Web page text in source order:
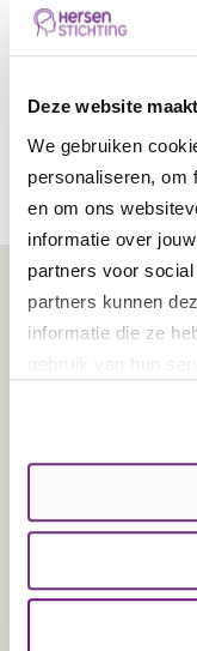
Deze website
We gebruiken
personaliseren, om
en om ons
informatie over
partners voor
partners kunnen
informatie die ze
3. Plannen
bedreigd.
Waarom
Goede slaap is
beter hun leefstijl
Een gezonde
van veroudering